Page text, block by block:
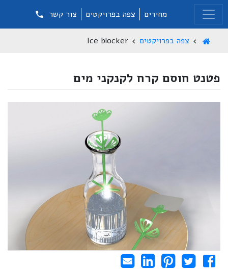
מחירים צפה בפרויקטים צור קשר
צפה בפרויקטים Ice blocker
פטנט חוסם קרח לקנקני מים